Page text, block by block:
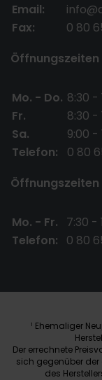
Email:
Fax:
0 80
Öffnungszeiten
Mo. - Do. 8:30 -
Fr.
8:30 -
Sa.
9:00 -
Telefon:
0 80
Öffnungszeiten
Mo. - Fr.
7:30 -
Telefon:
0 80
1 Ehemaliger
Der errechnete
sich gegenüber
des